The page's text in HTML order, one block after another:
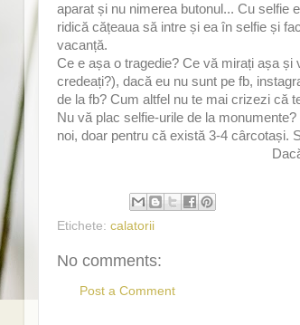
aparat și nu nimerea butonul... Cu selfie
ridică cățeaua să intre și ea în selfie și
vacanță.
Ce e așa o tragedie? Ce vă mirați așa
credeați?), dacă eu nu sunt pe fb,
de la fb? Cum altfel nu te mai crizezi că
Nu vă plac selfie-urile de la
noi, doar pentru că există 3-4 cârcotași.
D
Etichete: calatorii
No comments:
Post a Comment